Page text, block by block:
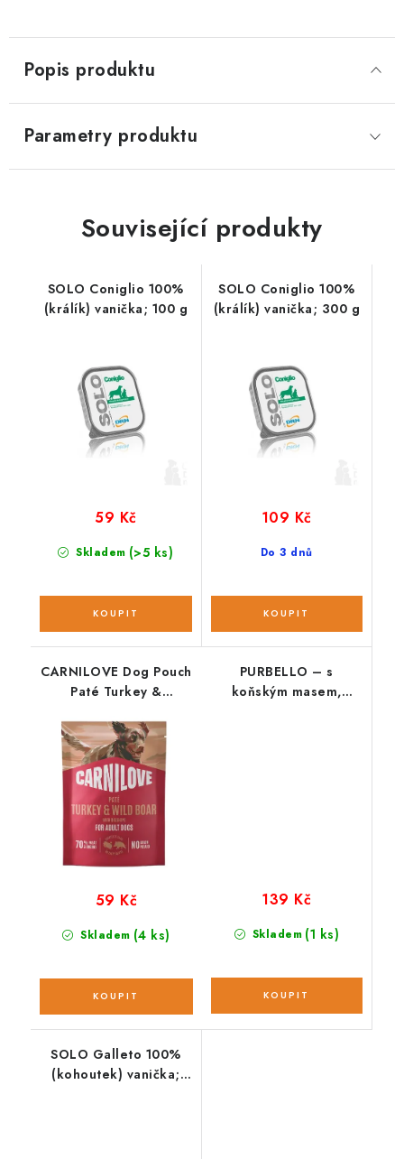
Popis produktu
Parametry produktu
Související produkty
SOLO Coniglio 100%
(králík) vanička; 100 g
Skladem (>5 ks)
59 Kč
SOLO Coniglio 100%
(králík) vanička; 300 g
Do 3 dnů
109 Kč
CARNILOVE Dog Pouch
Paté Turkey &
Rosehips 300g
Skladem (4 ks)
59 Kč
PURBELLO – s
koňským masem,
Skladem (1 ks)
139 Kč
SOLO Galleto 100%
(kohoutek) vanička;